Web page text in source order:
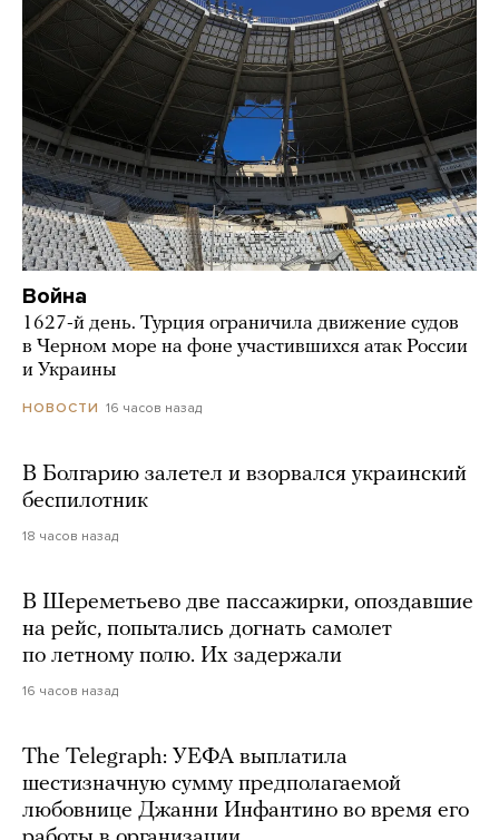
Война
1627-й день. Турция ограничила движение судов
в Черном море на фоне участившихся атак России
и Украины
НОВОСТИ 16 часов назад
В Болгарию залетел и взорвался украинский
беспилотник
18 часов назад
В Шереметьево две пассажирки, опоздавшие
на рейс, попытались догнать самолет
по летному полю. Их задержали
16 часов назад
The Telegraph: УЕФА выплатила
шестизначную сумму предполагаемой
любовнице Джанни Инфантино во время его